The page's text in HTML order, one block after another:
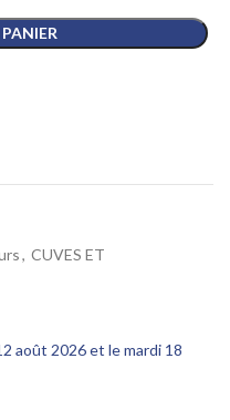
, CUVES ET
août 2026 et le mardi 18